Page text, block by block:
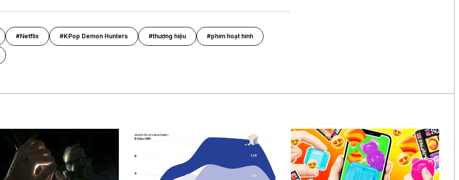
giới tăng mạnh nhất 6 tháng
qua
#Netflix #KPop Demon Hunters #thương hiệu #phim hoạt hình